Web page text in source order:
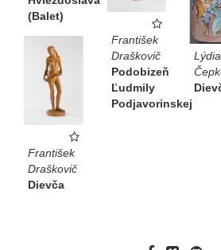
(Balet)
František
Draškovič
Podobizeň
Ľudmily
Podjavorinskej
Lýdia
František
Draškovič
Dievča